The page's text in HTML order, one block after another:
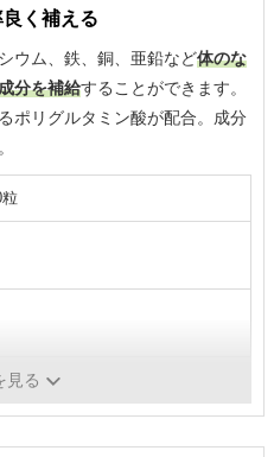
く補える
ウム、鉄、銅、亜鉛など体のな
分を補給することができます。
ポリグルタミン酸が配合。成分
見る